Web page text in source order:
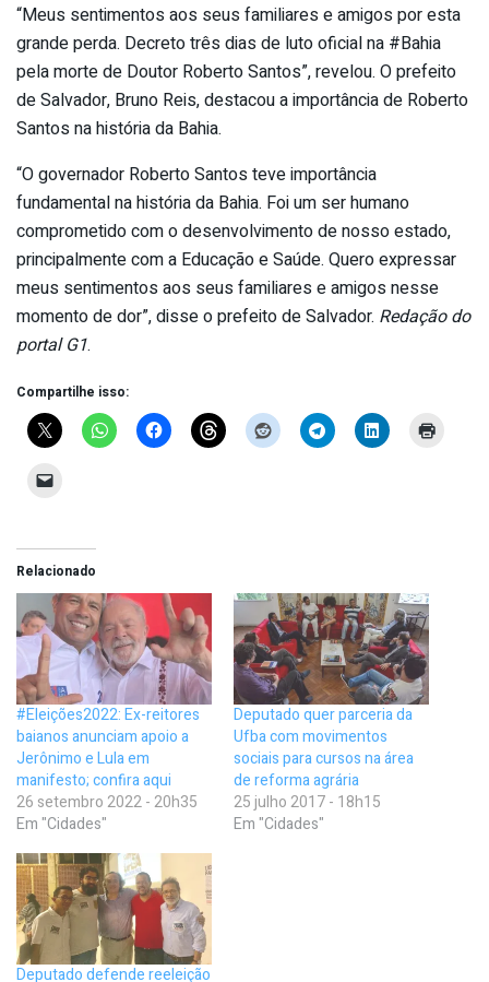
“Meus sentimentos aos seus familiares e amigos por esta
grande perda. Decreto três dias de luto oficial na #Bahia
pela morte de Doutor Roberto Santos”, revelou. O prefeito
de Salvador, Bruno Reis, destacou a importância de Roberto
Santos na história da Bahia.
“O governador Roberto Santos teve importância
fundamental na história da Bahia. Foi um ser humano
comprometido com o desenvolvimento de nosso estado,
principalmente com a Educação e Saúde. Quero expressar
meus sentimentos aos seus familiares e amigos nesse
momento de dor”, disse o prefeito de Salvador. Redação do
portal G1.
Compartilhe isso:
Relacionado
#Eleições2022: Ex-reitores
baianos anunciam apoio a
Jerônimo e Lula em
manifesto; confira aqui
26 setembro 2022 - 20h35
Em "Cidades"
Deputado quer parceria da
Ufba com movimentos
sociais para cursos na área
de reforma agrária
25 julho 2017 - 18h15
Em "Cidades"
Deputado defende reeleição